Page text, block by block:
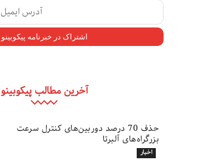
آخرین مطالب پیکوبینو
حذف 70 درصد دوربین‌های کنترل سرعت
بزرگراه‌های آلبرتا
اخبار